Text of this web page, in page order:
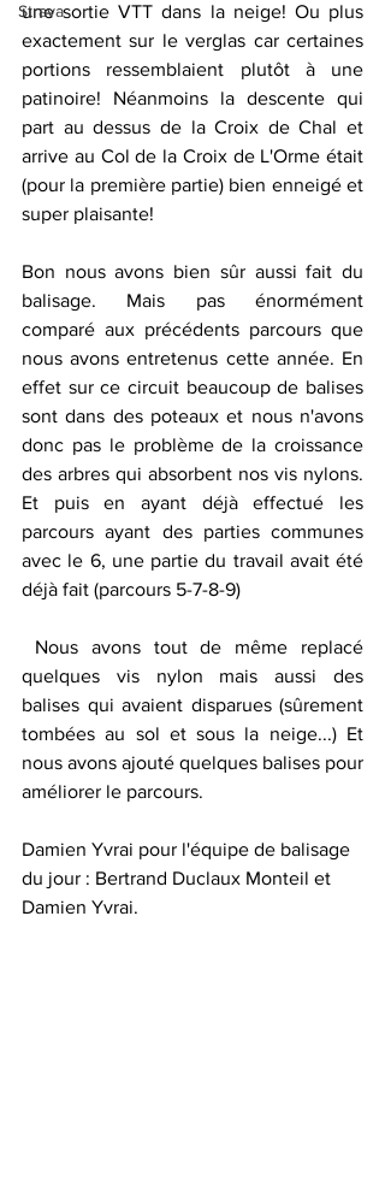
Strava
une sortie VTT dans la neige! Ou plus
exactement sur le verglas car certaines
portions ressemblaient plutôt à une
patinoire! Néanmoins la descente qui
part au dessus de la Croix de Chal et
arrive au Col de la Croix de L'Orme était
(pour la première partie) bien enneigé et
super plaisante!
Bon nous avons bien sûr aussi fait du
balisage. Mais pas énormément
comparé aux précédents parcours que
nous avons entretenus cette année. En
effet sur ce circuit beaucoup de balises
sont dans des poteaux et nous n'avons
donc pas le problème de la croissance
des arbres qui absorbent nos vis nylons.
Et puis en ayant déjà effectué les
parcours ayant des parties communes
avec le 6, une partie du travail avait été
déjà fait (parcours 5-7-8-9)
quelques vis nylon mais aussi des
balises qui avaient disparues (sûrement
tombées au sol et sous la neige...) Et
nous avons ajouté quelques balises pour
améliorer le parcours.
Damien Yvrai pour l'équipe de balisage
du jour : Bertrand Duclaux Monteil et
Damien Yvrai.